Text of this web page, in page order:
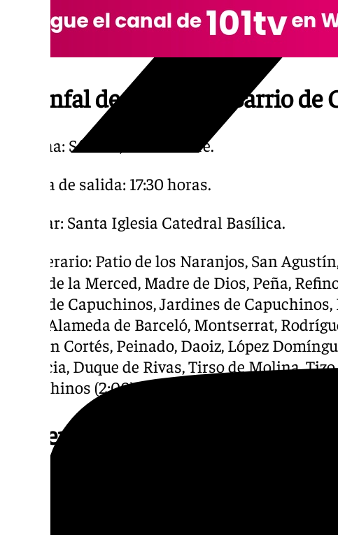
Triunfal de regreso al Barrio de
● Fecha: Sábado, 5 de octubre.
● Hora de salida: 17:30 horas.
● Lugar: Santa Iglesia Catedral Basílica.
● Itinerario: Patio de los Naranjos, San
Plaza de la Merced, Madre de Dios, Peña,
Plaza de Capuchinos, Jardines de
Ávila, Alameda de Barceló, Montserrat,
Hernán Cortés, Peinado, Daoiz, López
Palencia, Duque de Rivas, Tirso de Molina,
Capuchinos (2:00).
Veneración en su camarín de la